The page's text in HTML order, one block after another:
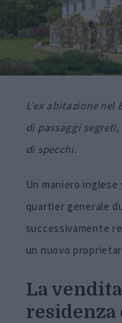
L’ex abitazione
di passaggi
di specchi.
Un maniero
quartier generale
successivamente
un nuovo
La
residenza